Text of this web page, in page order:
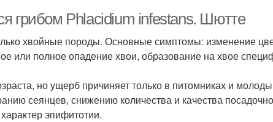
грибом Phlacidium infestans. Шютте
хвойные породы. Основные симптомы: изменение
или полное опадение хвои, образование на хвое
но ущерб причиняет только в питомниках и
сеянцев, снижению количества и качества
эпифитотии.